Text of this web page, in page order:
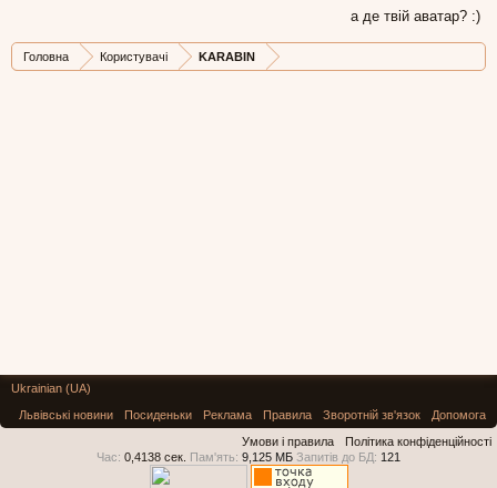
а де твій аватар? :)
Головна Користувачі KARABIN
Ukrainian (UA)
Львівські новини
Посиденьки Реклама Правила Зворотній зв'язок
Допомога
Умови і правила
Політика конфіденційності
Час: 0,4138 сек. Пам'ять: 9,125 МБ Запитів до БД: 121